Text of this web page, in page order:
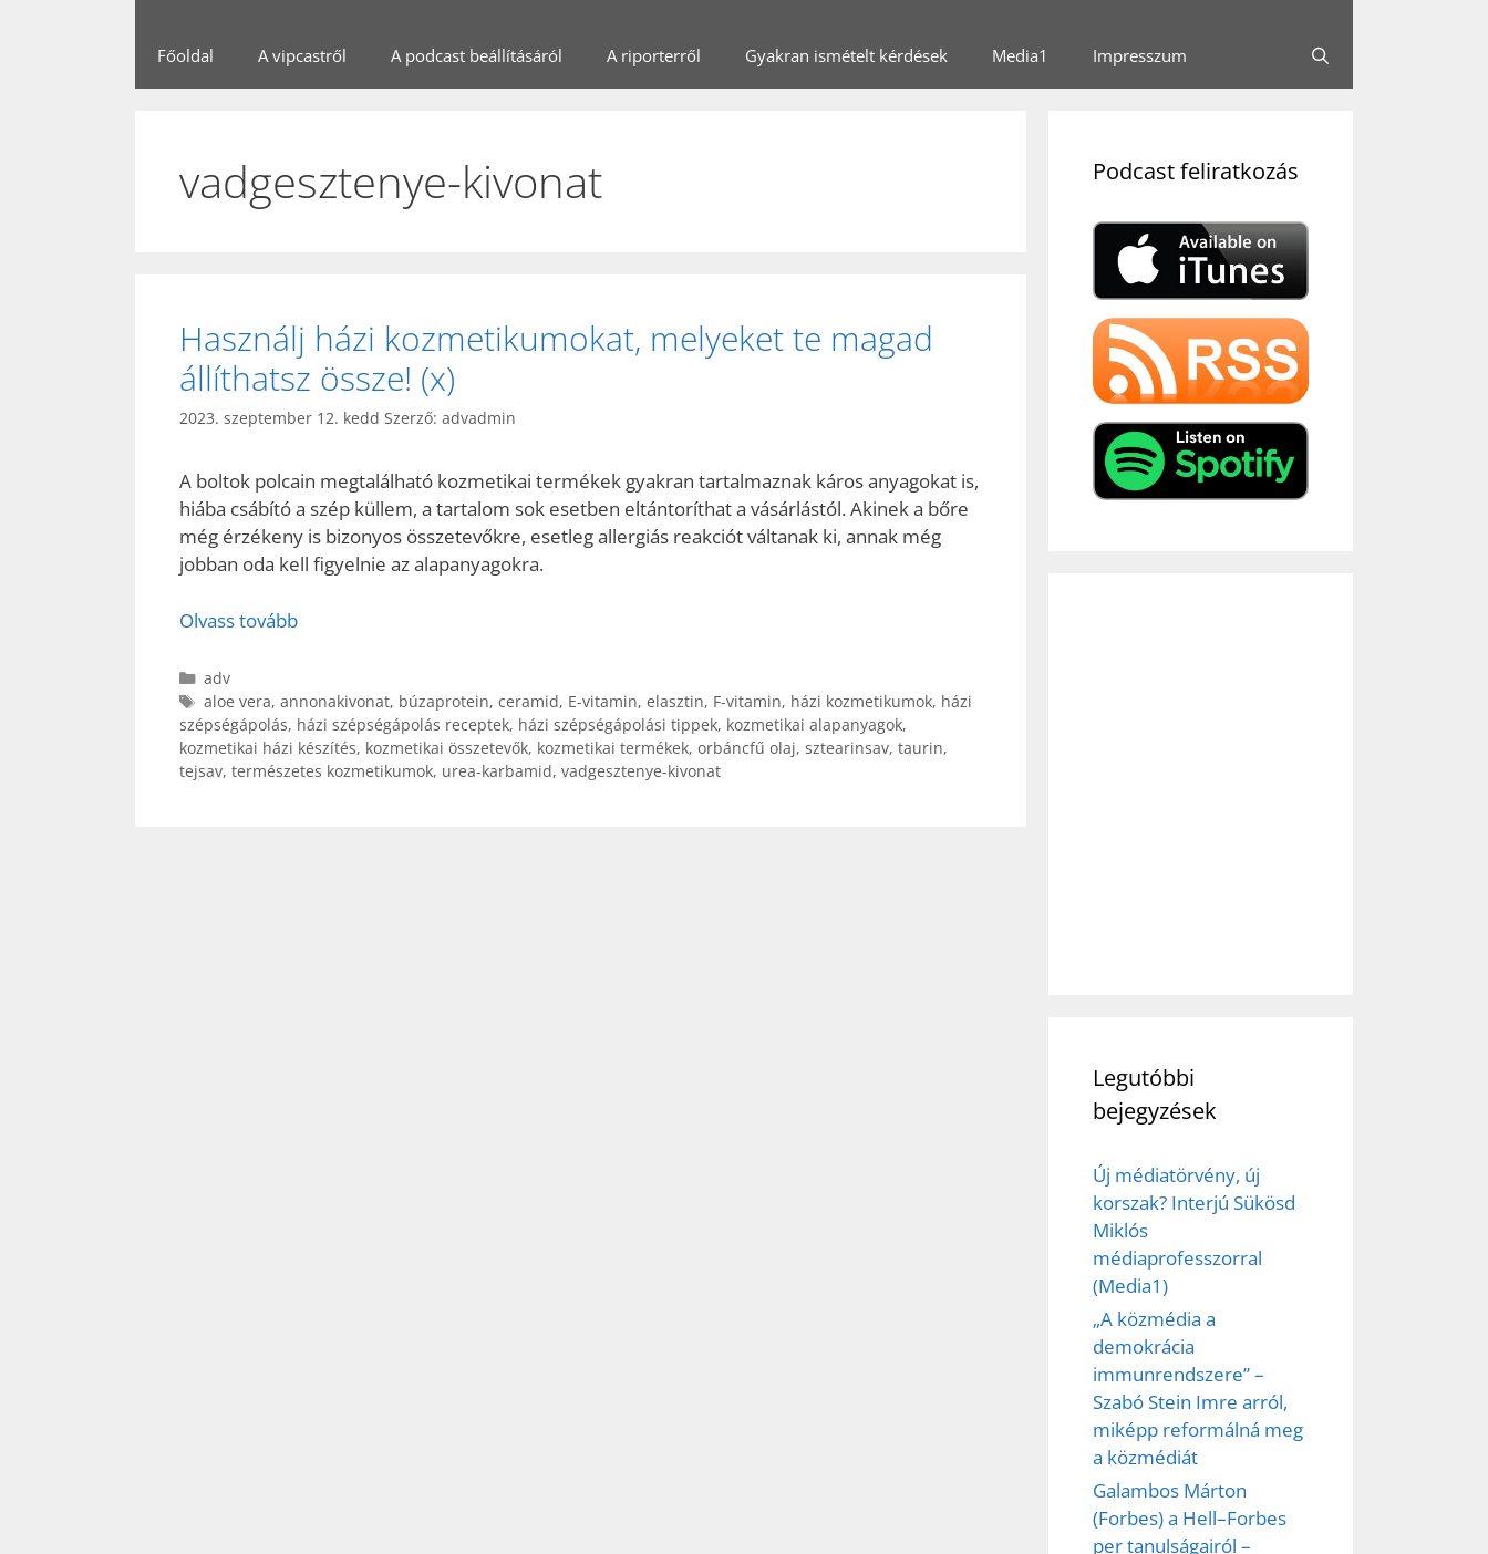
Főoldal A vipcastről A podcast beállításáról A riporterről Gyakran ismételt kérdések Media1 Impresszum
vadgesztenye-kivonat
Használj házi kozmetikumokat, melyeket te magad
állíthatsz össze! (x)
2023. szeptember 12. kedd Szerző: advadmin
A boltok polcain megtalálható kozmetikai termékek gyakran tartalmaznak káros anyagokat is,
hiába csábító a szép küllem, a tartalom sok esetben eltántoríthat a vásárlástól. Akinek a bőre
még érzékeny is bizonyos összetevőkre, esetleg allergiás reakciót váltanak ki, annak még
jobban oda kell figyelnie az alapanyagokra.
Olvass tovább
Kategória
adv
Címkék
aloe vera, annonakivonat, búzaprotein, ceramid, E-vitamin, elasztin, F-vitamin, házi kozmetikumok, házi
szépségápolás, házi szépségápolás receptek, házi szépségápolási tippek, kozmetikai alapanyagok,
kozmetikai házi készítés, kozmetikai összetevők, kozmetikai termékek, orbáncfű olaj, sztearinsav, taurin,
tejsav, természetes kozmetikumok, urea-karbamid, vadgesztenye-kivonat
Podcast feliratkozás
Legutóbbi
bejegyzések
Új médiatörvény, új
korszak? Interjú Sükösd
Miklós
médiaprofesszorral
(Media1)
„A közmédia a
demokrácia
immunrendszere” –
Szabó Stein Imre arról,
miképp reformálná meg
a közmédiát
Galambos Márton
(Forbes) a Hell–Forbes
per tanulságairól –